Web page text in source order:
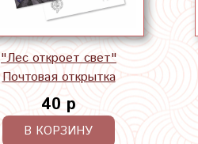
"Лес откроет свет"
Почтовая открытка
40 р
В КОРЗИНУ